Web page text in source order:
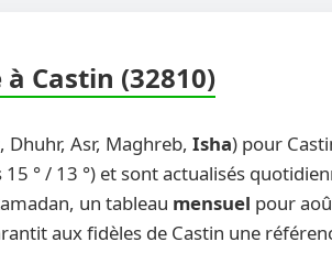
Castin (32810)
, Dhuhr, Asr, Maghreb, Isha) pour
° / 13 °) et sont actualisés
un tableau mensuel pour
aux fidèles de Castin une